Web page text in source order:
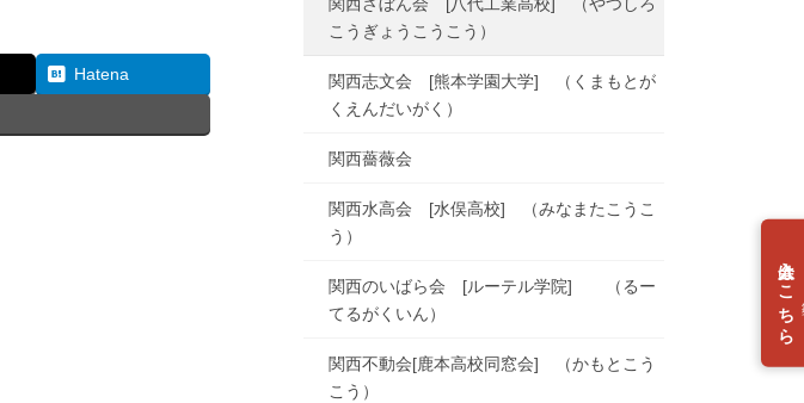
Hatena
こうぎょうこうこう）
関西志文会 [熊本学園大学] （くまもとが
くえんだいがく）
関西薔薇会
関西水高会 [水俣高校] （みなまたこうこ
う）
関西のいばら会 [ルーテル学院] （るー
てるがくいん）
関西不動会[鹿本高校同窓会] （かもとこう
こう）
入会はこちら